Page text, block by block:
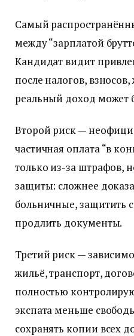
Самый
между “зарплатой
Кандидат видит
после налогов,
реальный доход может
Второй риск —
частичная оплата “в
только из-за штрафов,
защиты: сложнее
больничные, защитить
продлить документы.
Третий риск —
жильё, транспорт,
полностью
экспата меньше
сохранять копии всех